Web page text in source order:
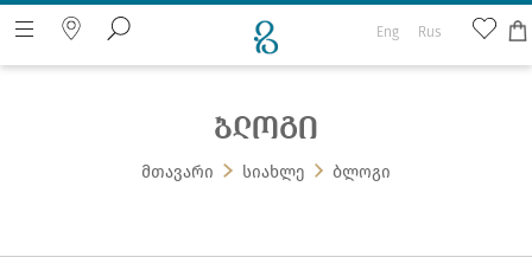
Eng Rus
ბლოგი
მთავარი სიახლე ბლოგი